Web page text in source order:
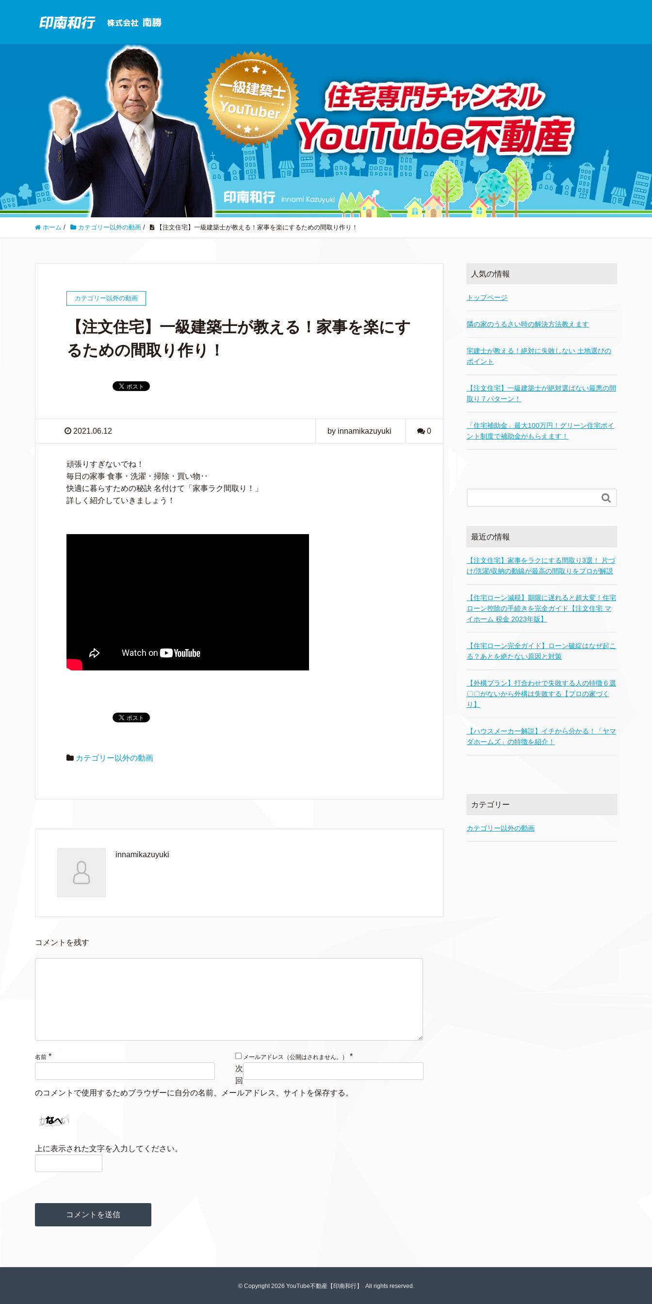
ホーム / カテゴリー以外の動画 / 【注文住宅】一級建築士が教える！家事を楽にするための間取り作り！
カテゴリー以外の動画
【注文住宅】一級建築士が教える！家事を楽にす
るための間取り作り！
2021.06.12 by innamikazuyuki 0
頑張りすぎないでね！
毎日の家事 食事・洗濯・掃除・買い物‥
快適に暮らすための秘訣 名付けて「家事ラク間取り！」
詳しく紹介していきましょう！
カテゴリー以外の動画
innamikazuyuki
コメントを残す
名前 * メールアドレス（公開はされません。）
*
次
回
のコメントで使用するためブラウザーに自分の名前、メールアドレス、サイトを保存する。
上に表示された文字を入力してください。
人気の情報
トップページ
隣の家のうるさい時の解決方法教えます
宅建士が教える！絶対に失敗しない 土地選びの
ポイント
【注文住宅】一級建築士が絶対選ばない最悪の間
取り７パターン！
「住宅補助金」最大100万円！グリーン住宅ポイ
ント制度で補助金がもらえます！

最近の情報
【注文住宅】家事をラクにする間取り3選！ 片づ
け/洗濯/収納の動線が最高の間取りをプロが解説
【住宅ローン減税】期限に遅れると超大変！住宅
ローン控除の手続きを完全ガイド【注文住宅 マ
イホーム 税金 2023年版】
【住宅ローン完全ガイド】ローン破綻はなぜ起こ
る？あとを絶たない原因と対策
【外構プラン】打合わせで失敗する人の特徴６選
〇〇がないから外構は失敗する【プロの家づく
り】
【ハウスメーカー解説】イチから分かる！「ヤマ
ダホームズ」の特徴を紹介！
カテゴリー
カテゴリー以外の動画
© Copyright 2026 YouTube不動産【印南和行】. All rights reserved.